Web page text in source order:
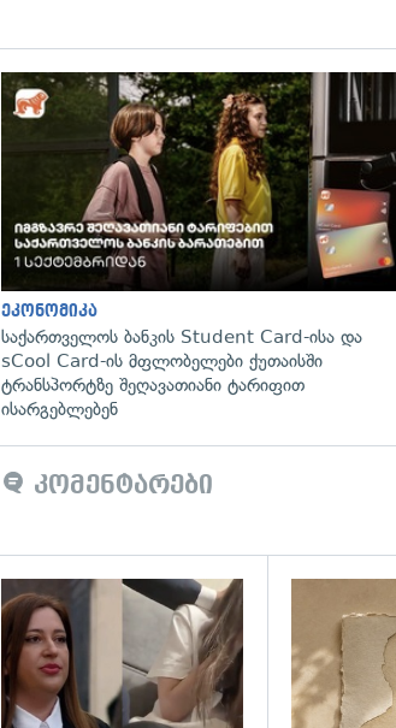
ეკონომიკა
საქართველოს ბანკის Student Card-ისა და
sCool Card-ის მფლობელები ქუთაისში
ტრანსპორტზე შეღავათიანი ტარიფით
ისარგებლებენ
კომენტარები